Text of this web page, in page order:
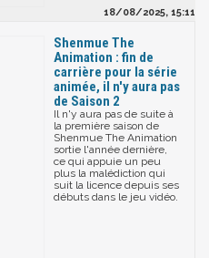
18/08/2025, 15:11
Shenmue The
Animation : fin de
carrière pour la série
animée, il n'y aura pas
de Saison 2
Il n'y aura pas de suite à
la première saison de
Shenmue The Animation
sortie l'année dernière,
ce qui appuie un peu
plus la malédiction qui
suit la licence depuis ses
débuts dans le jeu vidéo.